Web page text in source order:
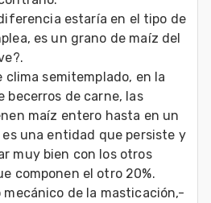
estaría en el tipo de
es un grano de maíz del
clima semitemplado, en la
becerros de carne, las
maíz entero hasta en un
es una entidad que persiste y
muy bien con los otros
componen el otro 20%.
mecánico de la masticación,-